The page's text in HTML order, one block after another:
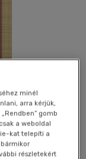
Megosztom
minél
arra kérjük,
gomb
a weboldal
kat telepíti a
részletekért